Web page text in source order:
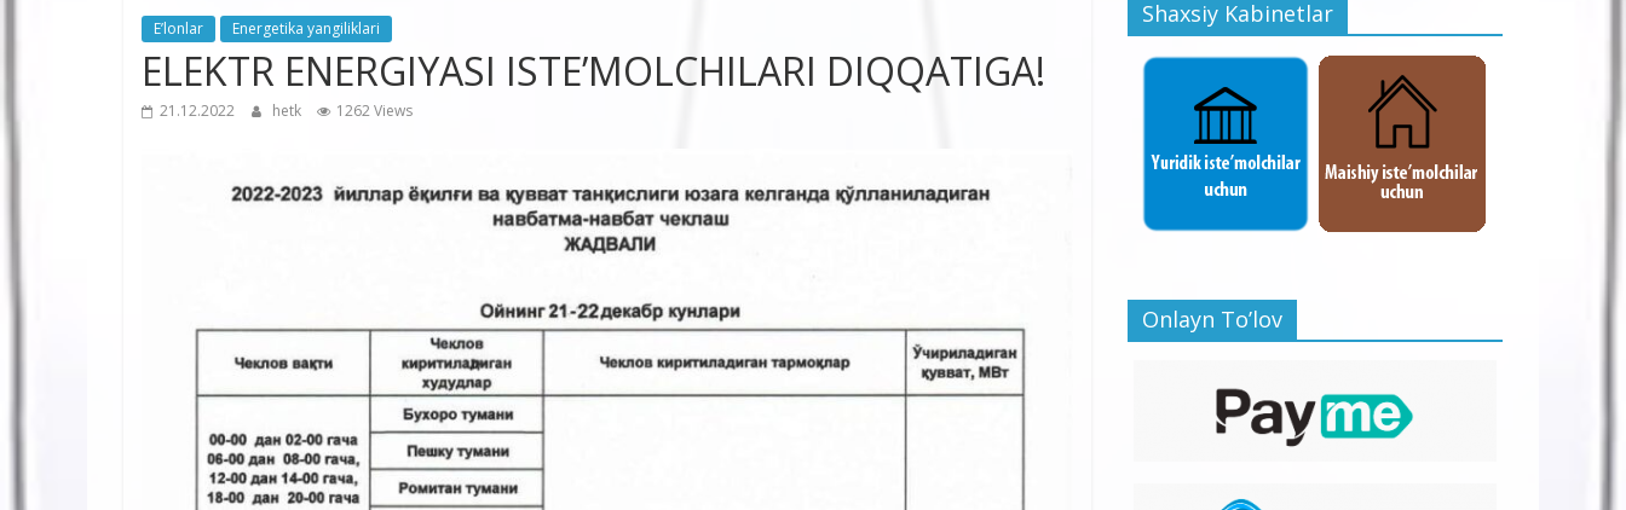
E’lonlar Energetika yangiliklari
ELEKTR ENERGIYASI ISTE’MOLCHILARI DIQQATIGA!
21.12.2022 hetk 1262 Views
Shaxsiy Kabinetlar
Onlayn To’lov